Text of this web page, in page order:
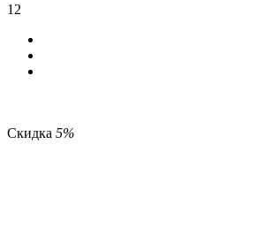
12
Скидка 5%